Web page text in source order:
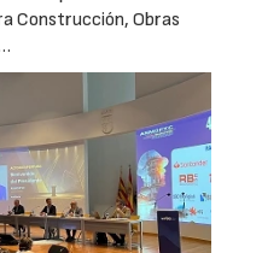
Construcción, Obras